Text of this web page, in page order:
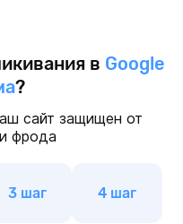
в Google
?
сайт защищен от
фрода
3 шаг 4 шаг